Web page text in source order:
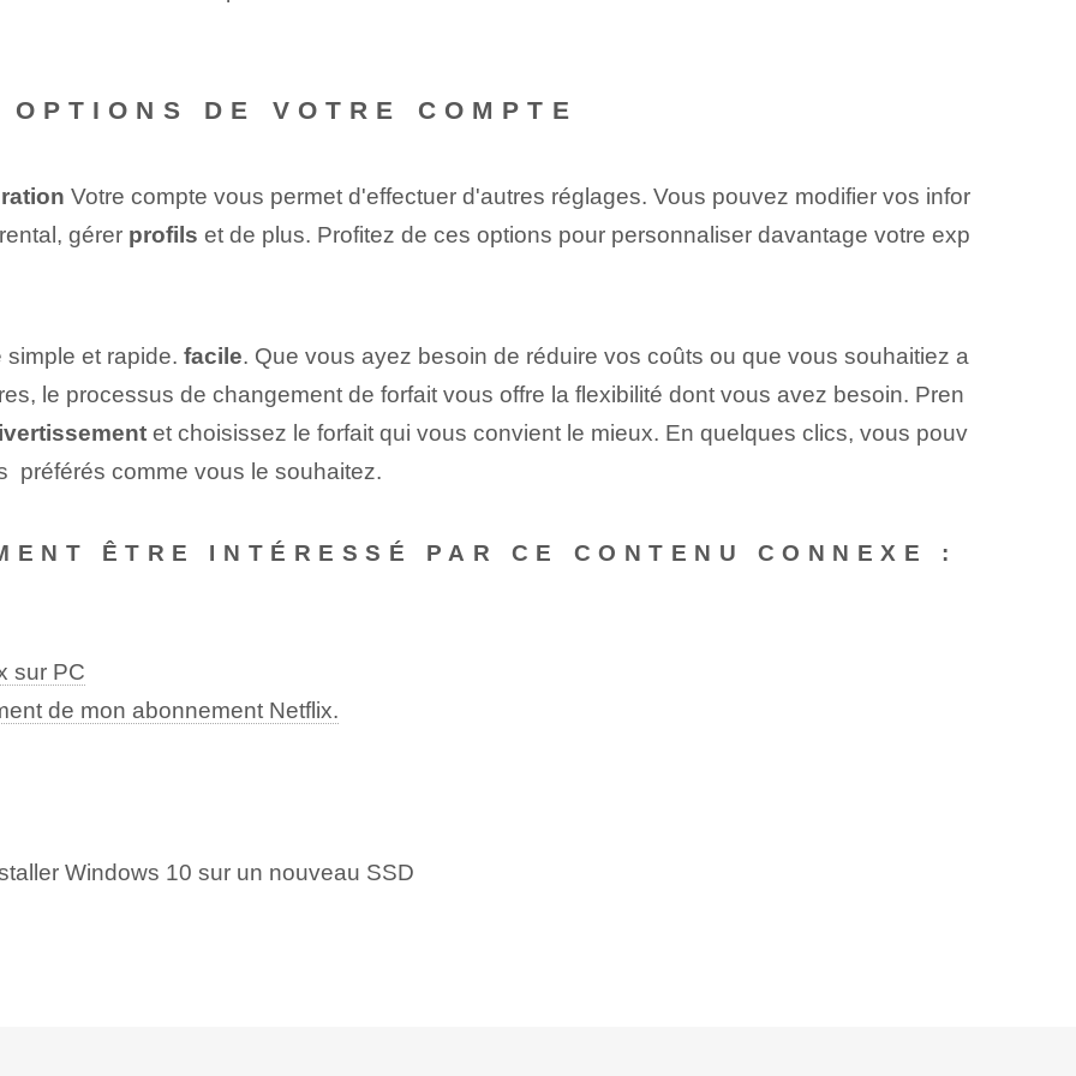
DE VOTRE COMPTE
Votre compte vous permet d'effectuer d'autres réglages. Vous pouvez modifier vos infor
gérer profils et de plus. Profitez de ces options pour personnaliser davantage votre exp
et rapide. facile. Que vous ayez besoin de réduire vos coûts ou que vous souhaitiez a
le processus de changement de forfait vous offre la flexibilité dont vous avez besoin. Pren
et choisissez le forfait qui vous convient le mieux. En quelques clics, vous pouv
préférés comme vous le souhaitez.
ÊTRE INTÉRESSÉ PAR CE CONTENU CONNEXE :
sur PC
de mon abonnement Netflix.
Windows 10 sur un nouveau SSD